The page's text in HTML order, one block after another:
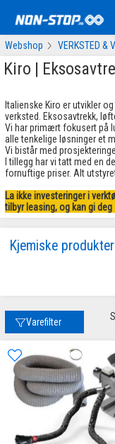
Webshop VERKSTED &
Kiro |
Italienske Kiro er utvikler
verksted. Eksosavtrekk,
Vi har primært fokusert på
alle tenkelige løsninger et
Vi bistår med
I tillegg har vi tatt med en
fornuftige priser. Alt
La ikke investeringer i
tilbyr leasing, og kan gi
Kjemiske produkter
Varefilter